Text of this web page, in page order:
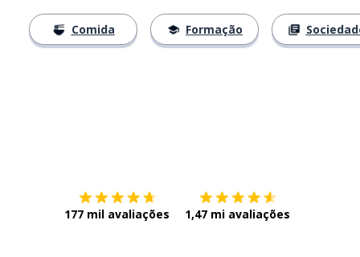
Comida Formação
177 mil avaliações 1,47 mi avaliações